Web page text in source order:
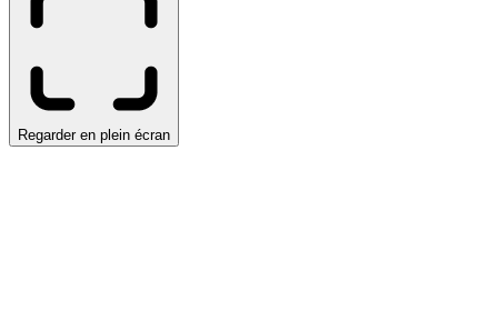
Regarder en plein écran